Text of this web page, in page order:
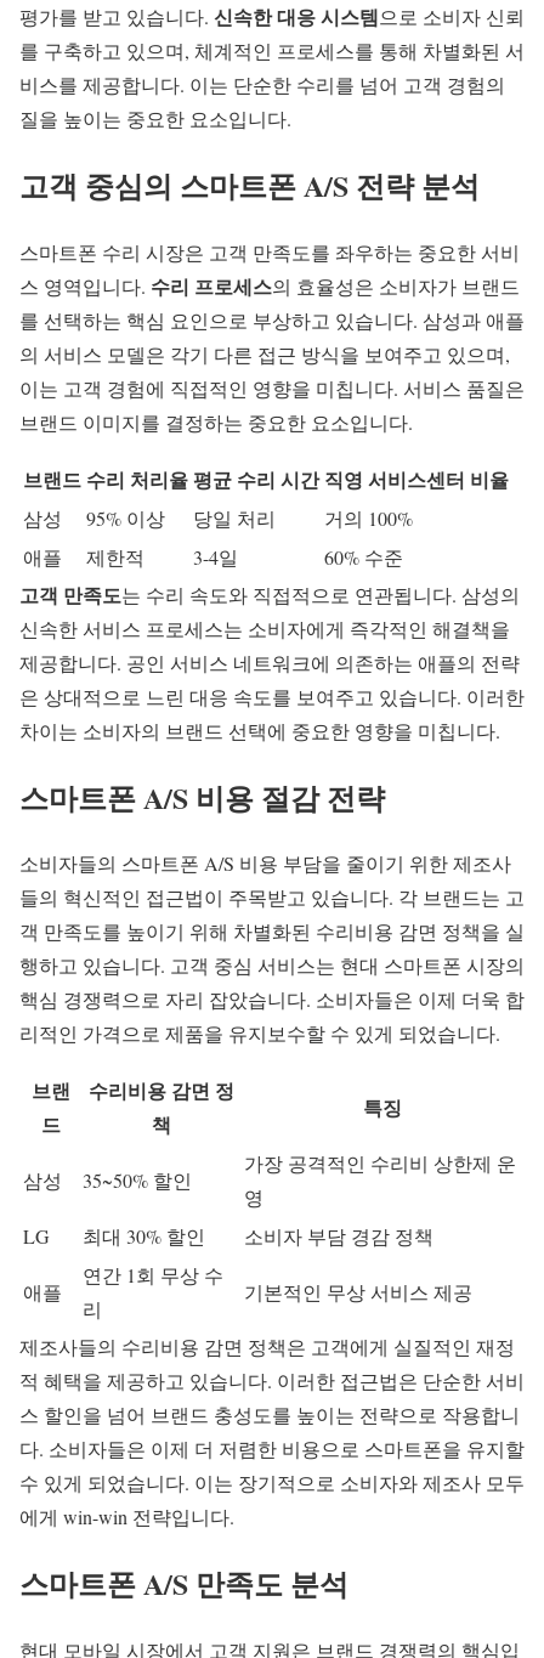
평가를 받고 있습니다. 신속한 대응 시스템으로 소비자 신뢰
를 구축하고 있으며, 체계적인 프로세스를 통해 차별화된 서
비스를 제공합니다. 이는 단순한 수리를 넘어 고객 경험의
질을 높이는 중요한 요소입니다.
고객 중심의 스마트폰 A/S 전략 분석
스마트폰 수리 시장은 고객 만족도를 좌우하는 중요한 서비
스 영역입니다. 수리 프로세스의 효율성은 소비자가 브랜드
를 선택하는 핵심 요인으로 부상하고 있습니다. 삼성과 애플
의 서비스 모델은 각기 다른 접근 방식을 보여주고 있으며,
이는 고객 경험에 직접적인 영향을 미칩니다. 서비스 품질은
브랜드 이미지를 결정하는 중요한 요소입니다.
브랜드 수리 처리율평균 수리 시간 직영 서비스센터 비율
삼성 95% 이상 당일 처리
거의 100%
애플
제한적 3-4일 60% 수준
고객 만족도는 수리 속도와 직접적으로 연관됩니다. 삼성의
신속한서비스 프로세스는 소비자에게 즉각적인 해결책을
제공합니다. 공인 서비스 네트워크에 의존하는 애플의 전략
은 상대적으로 느린 대응 속도를 보여주고 있습니다. 이러한
차이는 소비자의 브랜드 선택에 중요한 영향을 미칩니다.
스마트폰 A/S 비용 절감 전략
소비자들의 스마트폰 A/S 비용 부담을 줄이기 위한 제조사
들의 혁신적인 접근법이 주목받고 있습니다. 각 브랜드는 고
객 만족도를 높이기 위해 차별화된 수리비용 감면 정책을 실
행하고 있습니다. 고객 중심 서비스는 현대 스마트폰 시장의
핵심 경쟁력으로 자리 잡았습니다. 소비자들은 이제 더욱 합
리적인 가격으로 제품을 유지보수할 수 있게 되었습니다.
브랜
드
수리비용 감면 정
책
특징
삼성 35~50% 할인
가장 공격적인 수리비 상한제 운
영
LG
최대 30% 할인 소비자 부담 경감 정책
애플
연간 1회 무상 수
리
기본적인 무상 서비스 제공
제조사들의 수리비용 감면 정책은 고객에게 실질적인 재정
적 혜택을 제공하고 있습니다. 이러한 접근법은 단순한 서비
스 할인을 넘어 브랜드 충성도를 높이는 전략으로 작용합니
다. 소비자들은 이제 더 저렴한 비용으로 스마트폰을 유지할
수 있게 되었습니다. 이는 장기적으로 소비자와 제조사 모두
에게 win-win 전략입니다.
스마트폰A/S 만족도 분석
현대 모바일 시장에서 고객 지원은 브랜드 경쟁력의 핵심입